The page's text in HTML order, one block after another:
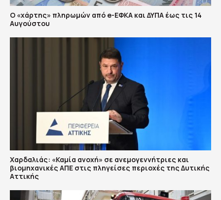
Ο «χάρτης» πληρωμών από e-ΕΦΚΑ και ΔΥΠΑ έως τις 14
Αυγούστου
Χαρδαλιάς: «Καμία ανοχή» σε ανεμογεννήτριες και
βιομηχανικές ΑΠΕ στις πληγείσες περιοχές της Δυτικής
Αττικής